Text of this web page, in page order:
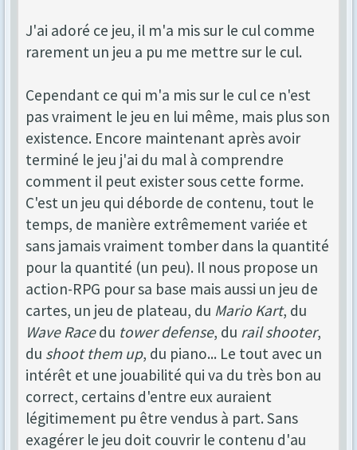
J'ai adoré ce jeu, il m'a mis sur le cul comme
rarement un jeu a pu me mettre sur le cul.
Cependant ce qui m'a mis sur le cul ce n'est
pas vraiment le jeu en lui même, mais plus son
existence. Encore maintenant après avoir
terminé le jeu j'ai du mal à comprendre
comment il peut exister sous cette forme.
C'est un jeu qui déborde de contenu, tout le
temps, de manière extrêmement variée et
sans jamais vraiment tomber dans la quantité
pour la quantité (un peu). Il nous propose un
action-RPG pour sa base mais aussi un jeu de
cartes, un jeu de plateau, du Mario Kart, du
Wave Racedu tower defense, du rail shooter,
du shoot them up, du piano... Le tout avec un
intérêt et une jouabilité qui va du très bon au
correct, certains d'entre eux auraient
légitimement pu être vendus à part. Sans
exagérer le jeu doit couvrir le contenu d'au